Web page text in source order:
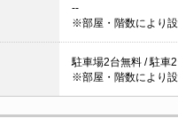
--
※部屋・階数により設
駐車場2台無料 / 駐車
※部屋・階数により設